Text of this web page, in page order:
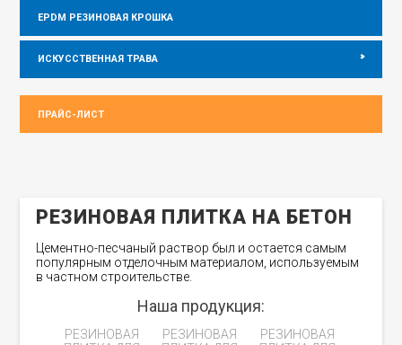
EPDM РЕЗИНОВАЯ КРОШКА
ИСКУССТВЕННАЯ ТРАВА
ПРАЙС-ЛИСТ
РЕЗИНОВАЯ ПЛИТКА НА БЕТОН
Цементно-песчаный раствор был и остается самым
популярным отделочным материалом, используемым
в частном строительстве.
Наша продукция:
РЕЗИНОВАЯ
РЕЗИНОВАЯ
РЕЗИНОВАЯ